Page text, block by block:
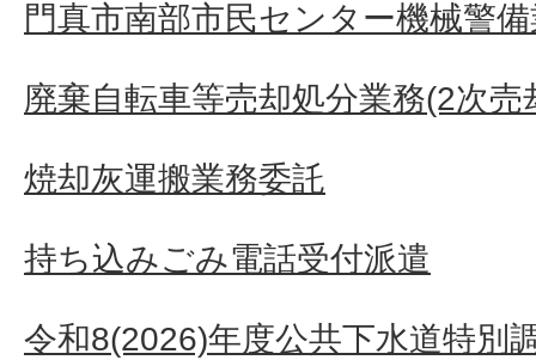
門真市南部市民センター機械警
廃棄自転車等売却処分業務(2次売
焼却灰運搬業務委託
持ち込みごみ電話受付派遣
令和8(2026)年度公共下水道特別